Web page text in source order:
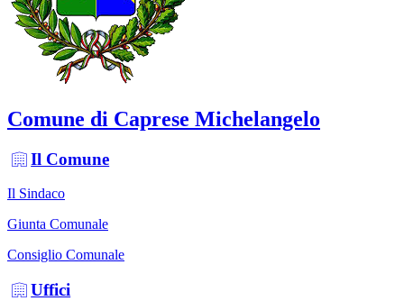
Comune di Caprese Michelangelo
Il Comune
Il Sindaco
Giunta Comunale
Consiglio Comunale
Uffici